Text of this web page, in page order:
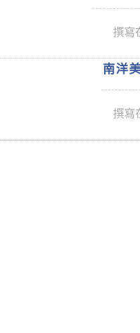
撰寫
南洋
撰寫